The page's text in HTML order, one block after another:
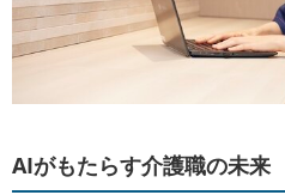
AIがもたらす介護職の未来